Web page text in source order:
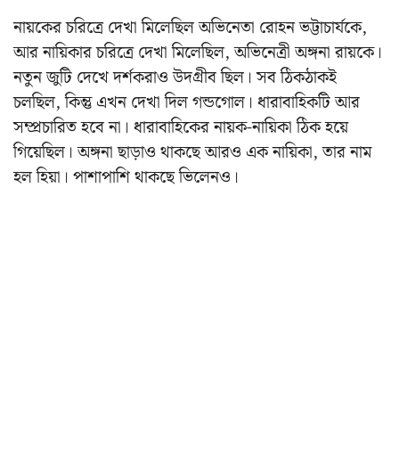
নায়কের চরিত্রে দেখা মিলেছিল অভিনেতা রোহন ভট্টাচার্যকে,
আর নায়িকার চরিত্রে দেখা মিলেছিল, অভিনেত্রী অঙ্গনা রায়কে।
নতুন জুটি দেখে দর্শকরাও উদগ্রীব ছিল। সব ঠিকঠাকই
চলছিল, কিন্তু এখন দেখা দিল গন্ডগোল। ধারাবাহিকটি আর
সম্প্রচারিত হবে না। ধারাবাহিকের নায়ক-নায়িকা ঠিক হয়ে
গিয়েছিল। অঙ্গনা ছাড়াও থাকছে আরও এক নায়িকা, তার নাম
হল হিয়া। পাশাপাশি থাকছে ভিলেনও।